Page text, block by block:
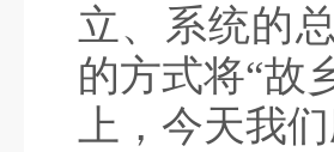
立、系统的
的方式将“故
上，今天我